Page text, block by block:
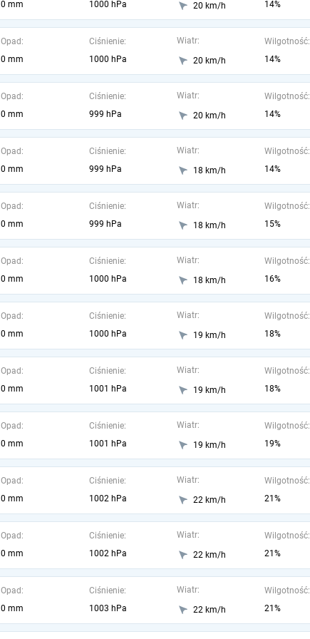
0 mm
1000 hPa
20 km/h
14%
Opad:
0 mm
Ciśnienie:
1000 hPa
Wiatr:
20 km/h
Wilgotność:
14%
Opad:
0 mm
Ciśnienie:
999 hPa
Wiatr:
20 km/h
Wilgotność:
14%
Opad:
0 mm
Ciśnienie:
999 hPa
Wiatr:
18 km/h
Wilgotność:
14%
Opad:
0 mm
Ciśnienie:
999 hPa
Wiatr:
18 km/h
Wilgotność:
15%
Opad:
0 mm
Ciśnienie:
1000 hPa
Wiatr:
18 km/h
Wilgotność:
16%
Opad:
0 mm
Ciśnienie:
1000 hPa
Wiatr:
19 km/h
Wilgotność:
18%
Opad:
0 mm
Ciśnienie:
1001 hPa
Wiatr:
19 km/h
Wilgotność:
18%
Opad:
0 mm
Ciśnienie:
1001 hPa
Wiatr:
19 km/h
Wilgotność:
19%
Opad:
0 mm
Ciśnienie:
1002 hPa
Wiatr:
22 km/h
Wilgotność:
21%
Opad:
0 mm
Ciśnienie:
1002 hPa
Wiatr:
22 km/h
Wilgotność:
21%
Opad:
0 mm
Ciśnienie:
1003 hPa
Wiatr:
22 km/h
Wilgotność:
21%